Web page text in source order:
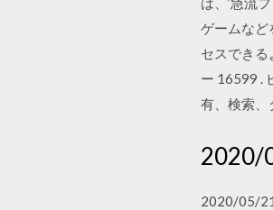
ゲームなど
セスでき
ー 16599 .
有、検索、
2020/
2020/05/